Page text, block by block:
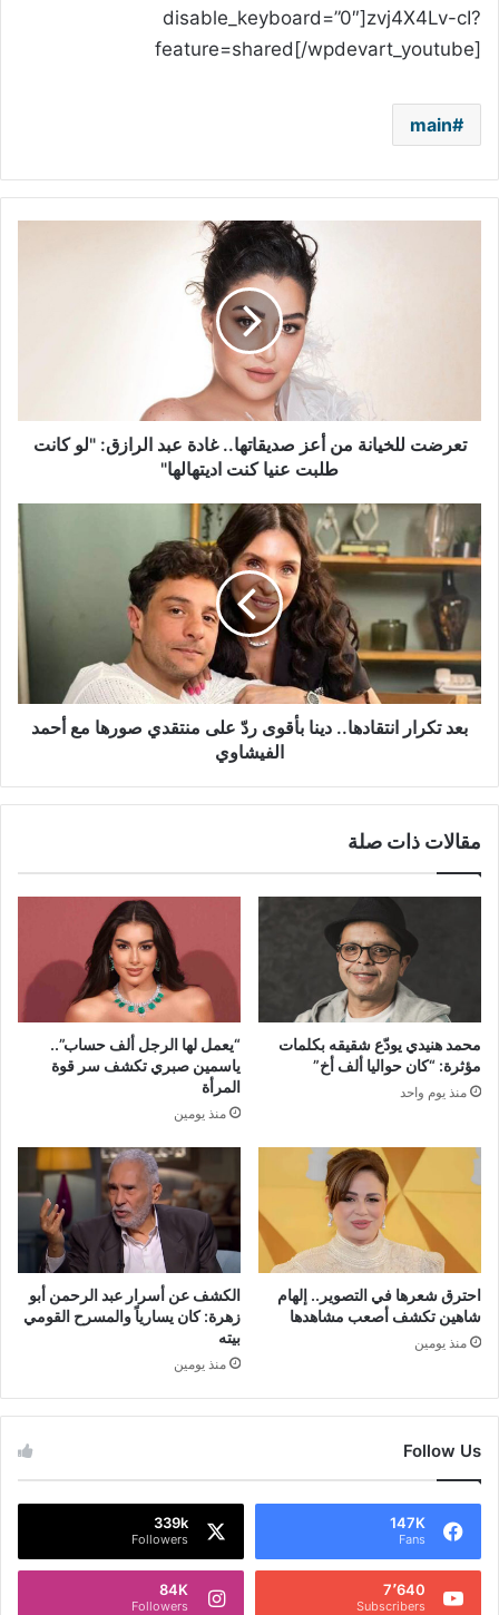
disable_keyboard=”0″]zvj4X4Lv-cI?
feature=shared[/wpdevart_youtube]
main
"لو
كانت
اديتهالها"
تعرضت للخيانة من أعز صديقاتها.. غادة عبد الرازق: "لو كانت
طلبت عنيا كنت اديتهالها"
تكرار
انتقادها..
بأقوى
على
منتقدي
صورها
معبعد تكرار انتقادها.. دينا بأقوى ردّ على منتقدي صورها مع أحمد
الفيشاوي
مقالات ذات صلة
محمد هنيدي يودّع شقيقه بكلمات
مؤثرة: “كان حواليا ألف أخ”
منذ يوم واحد
“يعمل لها الرجل ألف حساب”..
ياسمين صبري تكشف سر قوة
المرأة
منذ يومين
احترق شعرها في التصوير.. إلهام
شاهين تكشف أصعب مشاهدها
منذ يومين
الكشف عن أسرار عبد الرحمن أبو
زهرة: كان يسارياً والمسرح القومي
بيته
منذ يومين
Follow Us
147K
Fans
339k
Followers
7٬640
Subscribers
84K
Followers